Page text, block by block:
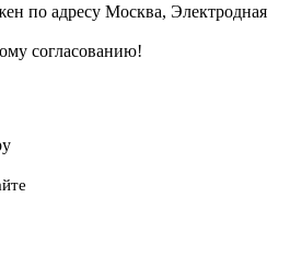
по адресу Москва, Электродная
согласованию!